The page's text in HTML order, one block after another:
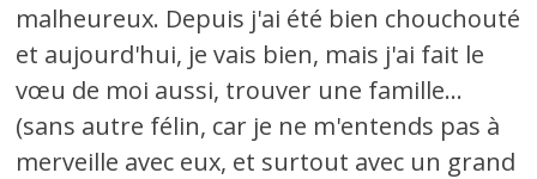
malheureux. Depuis j'ai été bien chouchouté
et aujourd'hui, je vais bien, mais j'ai fait le
vœu de moi aussi, trouver une famille...
(sans autre félin, car je ne m'entends pas à
merveille avec eux, et surtout avec un grand